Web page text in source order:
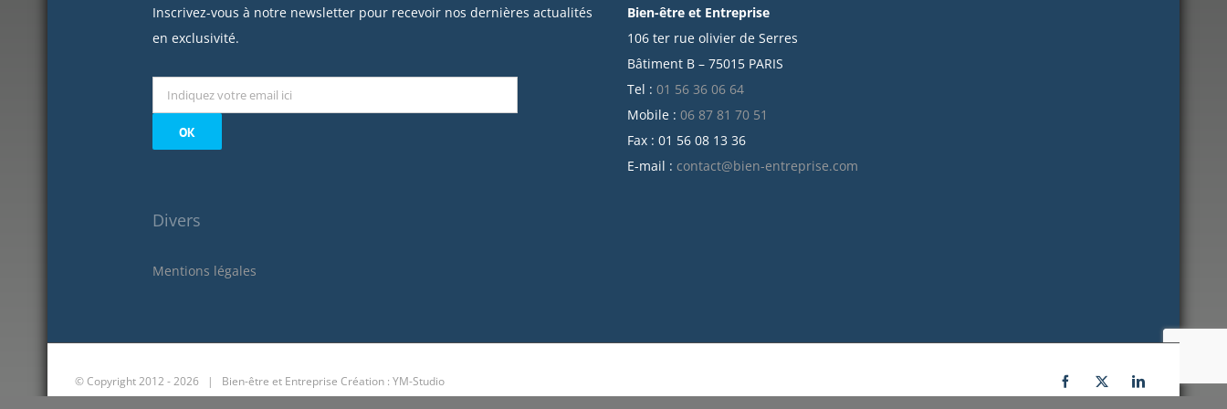
Inscrivez-vous à notre newsletter pour recevoir nos dernières actualités
en exclusivité.
Divers
Mentions légales
Bien-être et Entreprise
106 ter rue olivier de Serres
Bâtiment B – 75015 PARIS
Tel : 01 56 36 06 64
Mobile : 06 87 81 70 51
Fax : 01 56 08 13 36
E-mail : contact@bien-entreprise.com
© Copyright 2012 -2026 | Bien-être et Entreprise Création : YM-Studio Facebook
X LinkedIn